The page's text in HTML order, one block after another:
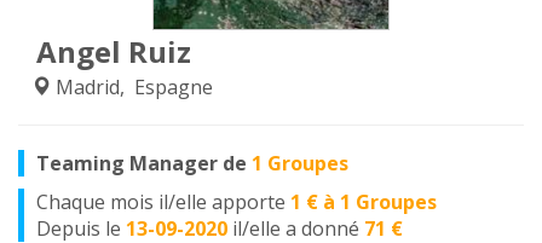
Angel Ruiz
Madrid, Espagne
Teaming Manager de 1 Groupes
Chaque mois il/elle apporte 1 € à 1 Groupes
Depuis le 13-09-2020 il/elle a donné 71 €